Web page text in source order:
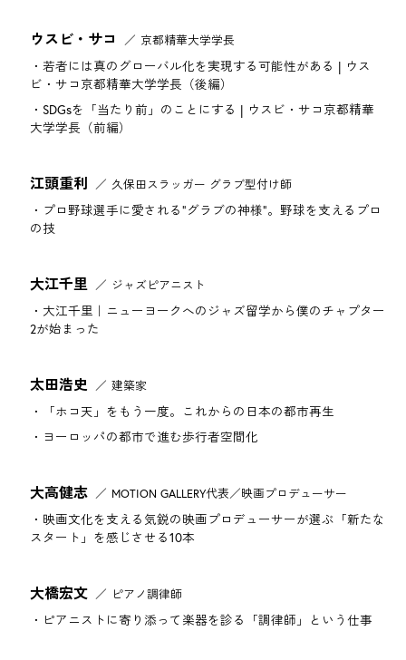
ウスビ・サコ
京都精華大学学長
若者には真のグローバル化を実現する可能性がある | ウス
ビ・サコ京都精華大学学長（後編）
SDGsを「当たり前」のことにする | ウスビ・サコ京都精華
大学学長（前編）
江頭重利
久保田スラッガー グラブ型付け師
プロ野球選手に愛される"グラブの神様"。野球を支えるプロ
の技
大江千里
ジャズピアニスト
大江千里｜ニューヨークへのジャズ留学から僕のチャプター
2が始まった
太田浩史
建築家
「ホコ天」をもう一度。これからの日本の都市再生
ヨーロッパの都市で進む歩行者空間化
大高健志
MOTION GALLERY代表／映画プロデューサー
映画文化を支える気鋭の映画プロデューサーが選ぶ「新たな
スタート」を感じさせる10本
大橋宏文
ピアノ調律師
ピアニストに寄り添って楽器を診る「調律師」という仕事